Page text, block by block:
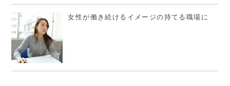
女性が働き続けるイメージの持てる職場に